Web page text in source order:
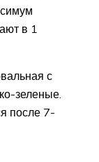
в 1
с
зеленые.
после 7-